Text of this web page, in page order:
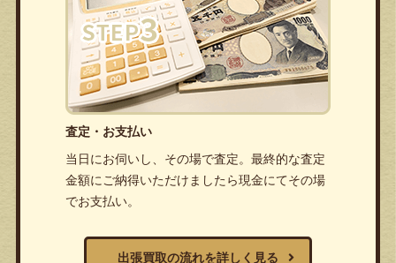
査定・お支払い
当日にお伺いし、その場で査定。最終的な査定
金額にご納得いただけましたら現金にてその場
でお支払い。
出張買取の流れを詳しく見る